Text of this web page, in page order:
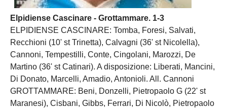
Elpidiense Cascinare - Grottammare. 1-3
ELPIDIENSE CASCINARE: Tomba, Foresi, Salvati,
Recchioni (10' st Trinetta), Calvagni (36' st Nicolella),
Cannoni, Tempestilli, Conte, Cingolani, Marozzi, De
Martino (36' st Catinari). A disposizione: Liberati, Mancini,
Di Donato, Marcelli, Amadio, Antonioli. All. Cannoni
GROTTAMMARE: Beni, Donzelli, Pietropaolo G (22' st
Maranesi), Cisbani, Gibbs, Ferrari, Di Nicolò, Pietropaolo